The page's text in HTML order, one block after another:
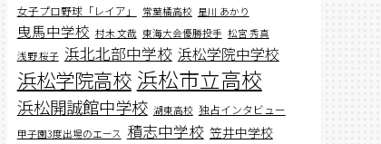
女子プロ野球「レイア」 常葉橘高校 星川 あかり
曳馬中学校 村木 文哉 東海大会優勝投手 松宮 秀真
浅野 桜子 浜北北部中学校 浜松学院中学校
浜松学院高校 浜松市立高校
浜松開誠館中学校 湖東高校 独占インタビュー
甲子園3度出場のエース 積志中学校 笠井中学校